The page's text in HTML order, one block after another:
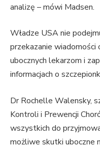
analizę – mówi Madsen.
Władze USA nie
przekazanie
ubocznych lekarzom i
informacjach o
Dr Rochelle Walensky,
Kontroli i Prewencji
wszystkich do
możliwe skutki uboczne